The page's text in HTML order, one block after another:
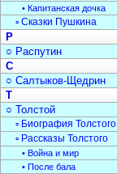
• Капитанская дочка
▫ Сказки Пушкина
Р
○ Распутин
С
○ Салтыков-Щедрин
Т
○ Толстой
▫ Биография Толстого
▫ Рассказы Толстого
• Война и мир
• После бала